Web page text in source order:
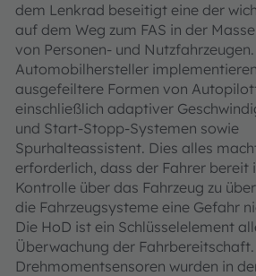
dem Lenkrad beseitigt eine der
auf dem Weg zum FAS in der
von Personen- und
Automobilhersteller
ausgefeiltere Formen von
einschließlich adaptiver
und Start-Stopp-Systemen sowie
Spurhalteassistent. Dies alles
erforderlich, dass der Fahrer bereit
Kontrolle über das Fahrzeug zu
die Fahrzeugsysteme eine Gefahr
Die HoD ist ein Schlüsselelement
Überwachung der Fahrbereitschaft.
Drehmomentsensoren wurden in